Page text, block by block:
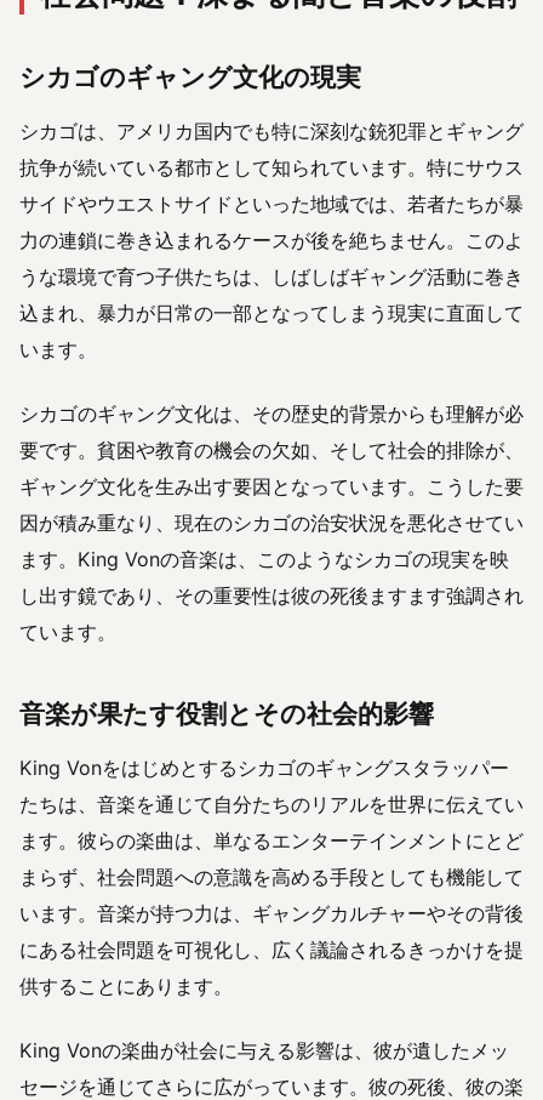
シカゴのギャング文化の現実
シカゴは、アメリカ国内でも特に深刻な銃犯罪とギャング
抗争が続いている都市として知られています。特にサウス
サイドやウエストサイドといった地域では、若者たちが暴
力の連鎖に巻き込まれるケースが後を絶ちません。このよ
うな環境で育つ子供たちは、しばしばギャング活動に巻き
込まれ、暴力が日常の一部となってしまう現実に直面して
います。
シカゴのギャング文化は、その歴史的背景からも理解が必
要です。貧困や教育の機会の欠如、そして社会的排除が、
ギャング文化を生み出す要因となっています。こうした要
因が積み重なり、現在のシカゴの治安状況を悪化させてい
ます。King Vonの音楽は、このようなシカゴの現実を映
し出す鏡であり、その重要性は彼の死後ますます強調され
ています。
音楽が果たす役割とその社会的影響
King Vonをはじめとするシカゴのギャングスタラッパー
たちは、音楽を通じて自分たちのリアルを世界に伝えてい
ます。彼らの楽曲は、単なるエンターテインメントにとど
まらず、社会問題への意識を高める手段としても機能して
います。音楽が持つ力は、ギャングカルチャーやその背後
にある社会問題を可視化し、広く議論されるきっかけを提
供することにあります。
King Vonの楽曲が社会に与える影響は、彼が遺したメッ
セージを通じてさらに広がっています。彼の死後、彼の楽